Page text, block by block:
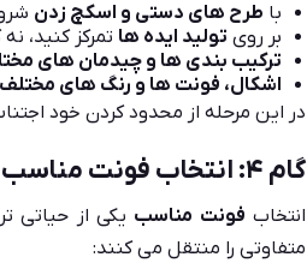
با طرح های دستی و اسکچ زدن
بر روی تولید ایده ها تمرکز کنید،
ترکیب بندی ها و چیدمان های
اشکال، فونت ها و رنگ های مختلف
در این مرحله از محدود کردن خود
گام ۴: انتخاب فونت مناسب
انتخاب فونت مناسب یکی از حیاتی
متفاوتی را منتقل می کنند: